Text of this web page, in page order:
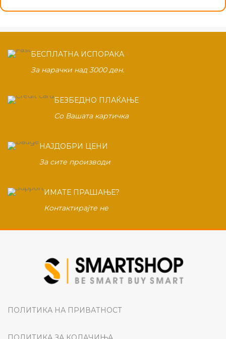
БЕСПЛАТНА ИСПОРАКА
За нарачки над 3000 ден.
БЕЗБЕДНО ПЛАЌАЊЕ
Со Вашата картичка
НАЈДОБРИ ЦЕНИ
За сите производи
ИМАТЕ ПРАШАЊЕ?
Контактирајте не
ПОЛИТИКА НА ПРИВАТНОСТ